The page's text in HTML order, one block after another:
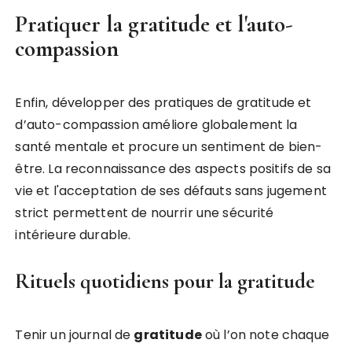
Pratiquer la gratitude et l'auto-
compassion
Enfin, développer des pratiques de gratitude et
d’auto-compassion améliore globalement la
santé mentale et procure un sentiment de bien-
être. La reconnaissance des aspects positifs de sa
vie et l'acceptation de ses défauts sans jugement
strict permettent de nourrir une sécurité
intérieure durable.
Rituels quotidiens pour la gratitude
Tenir un journal de gratitudeoù l’on note chaque